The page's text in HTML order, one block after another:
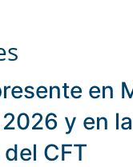
en
y en la
CFT